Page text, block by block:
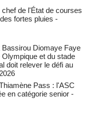
de l'État de courses
fortes pluies -
Diomaye Faye
et du stade
doit relever le défi au
Pass : l'ASC
en catégorie senior -